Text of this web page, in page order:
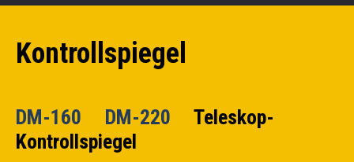
Kontrollspiegel
DM-160 DM-220
Teleskop-
Kontrollspiegel